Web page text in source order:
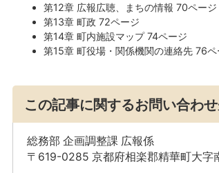
第12章 広報広聴、まちの情報 70ページ
第13章 町政 72ページ
第14章 町内施設マップ 74ページ
第15章 町役場・関係機関の連絡先 76ペ
この記事に関するお問い合わ
総務部 企画調整課 広報係
〒619-0285 京都府相楽郡精華町大字